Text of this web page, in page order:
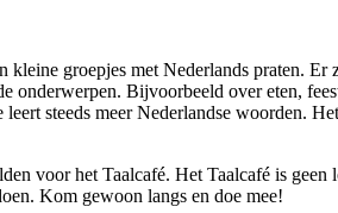
kleine groepjes met Nederlands praten.
onderwerpen. Bijvoorbeeld over eten,
leert steeds meer Nederlandse woorden.
voor het Taalcafé. Het Taalcafé is geen
Kom gewoon langs en doe mee!